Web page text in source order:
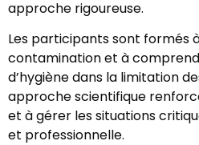
approche rigoureuse.
Les participants sont formés
contamination et à
d’hygiène dans la limitation
approche scientifique
et à gérer les situations
et professionnelle.